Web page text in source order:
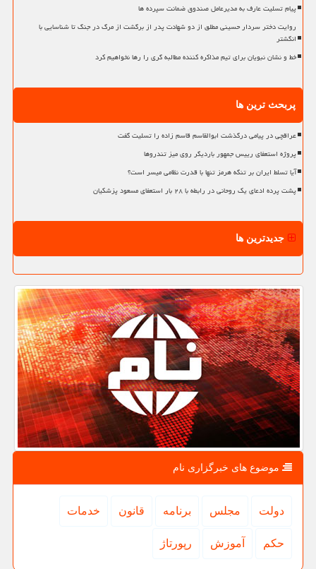
پیام تسلیت عارف به مدیرعامل صندوق ضمانت سپرده ها
روایت دختر سردار حسینی مطلق از دو شهادت پدر از برگشت از مرگ در جنگ تا شناسایی با
انگشتر
خط و نشان نبویان برای تیم مذاکره کننده مطالبه گری را رها نخواهیم کرد
پربحث ترین ها
عراقچی در پیامی درگذشت ابوالقاسم قاسم زاده را تسلیت گفت
پروژه استعفای رییس جمهور باردیگر روی میز تندروها
آیا تسلط ایران بر تنگه هرمز تنها با قدرت نظامی میسر است؟
پشت پرده ادعای یک روحانی در رابطه با ۲۸ بار استعفای مسعود پزشکیان
جدیدترین ها
موضوع های خبرگزاری نام
دولت مجلس برنامه قانون خدمات
حكم آموزش رپورتاژ